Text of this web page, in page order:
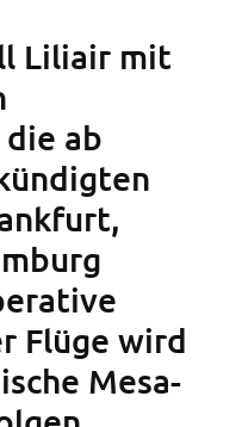
Liliair mit
ab
Flüge wird
Mesa-